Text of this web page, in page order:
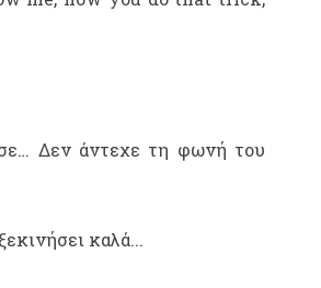
Δεν άντεχε τη φωνή του
καλά...